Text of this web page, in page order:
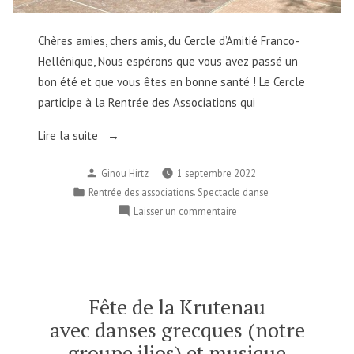
Chères amies, chers amis, du Cercle d’Amitié Franco-
Hellénique, Nous espérons que vous avez passé un
bon été et que vous êtes en bonne santé ! Le Cercle
participe à la Rentrée des Associations qui
Lire la suite
« La
du
Cercle
d’Amitié
2023
/
Η
Publié
par
Ginou Hirtz
1 septembre 2022
Publié
Rentrée des associations Spectacle danse
Laisser un commentairesur
Franco-
Hellénique
2022-
Fête de la Krutenau
avec danses grecques (notre